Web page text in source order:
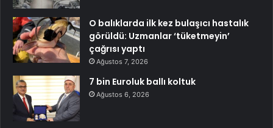
O balıklarda ilk kez bulaşıcı hastalık
görüldü: Uzmanlar ‘tüketmeyin’
çağrısı yaptı
Ağustos 7, 2026
7 bin Euroluk ballı koltuk
Ağustos 6, 2026